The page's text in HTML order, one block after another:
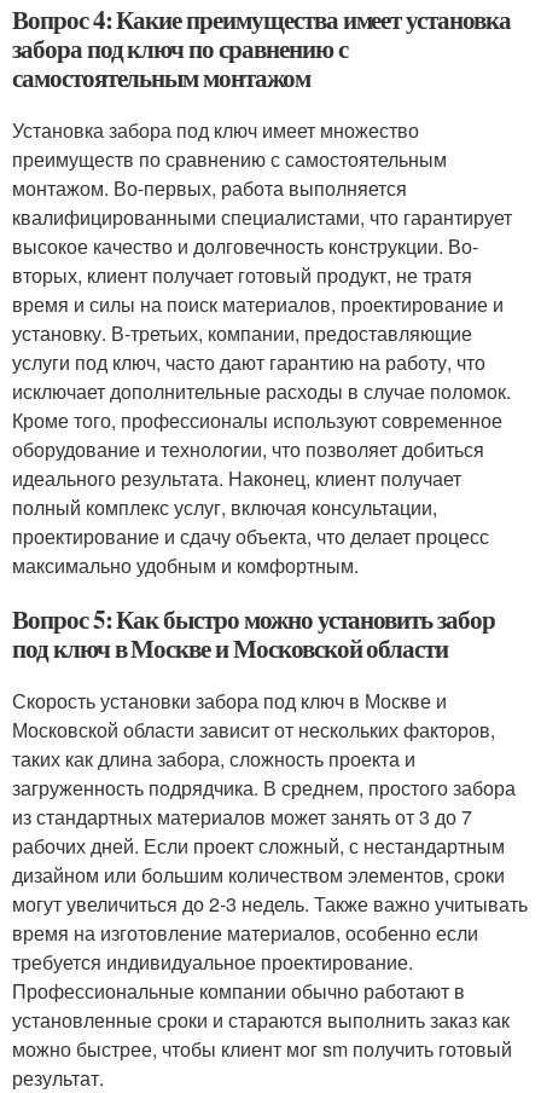
Вопрос 4: Какие преимущества имеет установка
забора под ключ по сравнению с
самостоятельным монтажом
Установка забора под ключ имеет множество
преимуществ по сравнению с самостоятельным
монтажом. Во-первых, работа выполняется
квалифицированными специалистами, что гарантирует
высокое качество и долговечность конструкции. Во-
вторых, клиент получает готовый продукт, не тратя
время и силы на поиск материалов, проектирование и
установку. В-третьих, компании, предоставляющие
услуги под ключ, часто дают гарантию на работу, что
исключает дополнительные расходы в случае поломок.
Кроме того, профессионалы используют современное
оборудование и технологии, что позволяет добиться
идеального результата. Наконец, клиент получает
полный комплекс услуг, включая консультации,
проектирование и сдачу объекта, что делает процесс
максимально удобным и комфортным.
Вопрос 5: Как быстро можно установить забор
под ключ в Москве и Московской области
Скорость установки забора под ключ в Москве и
Московской области зависит от нескольких факторов,
таких как длина забора, сложность проекта и
загруженность подрядчика. В среднем, простого забора
из стандартных материалов может занять от 3 до 7
рабочих дней. Если проект сложный, с нестандартным
дизайном или большим количеством элементов, сроки
могут увеличиться до 2-3 недель. Также важно учитывать
время на изготовление материалов, особенно если
требуется индивидуальное проектирование.
Профессиональные компании обычно работают в
установленные сроки и стараются выполнить заказ как
можно быстрее, чтобы клиент мог sm получить готовый
результат.